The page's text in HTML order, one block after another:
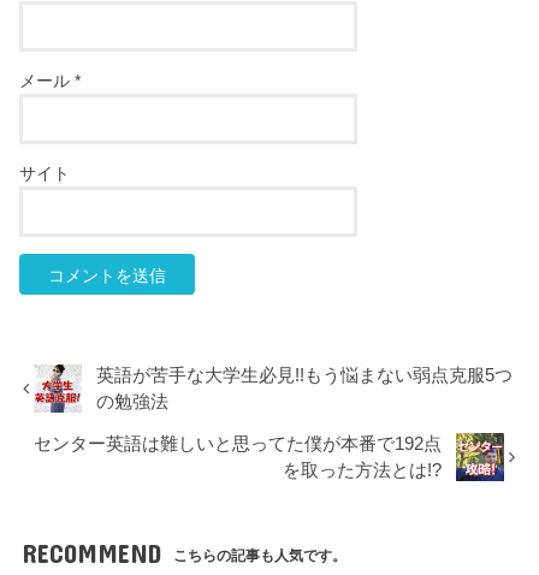
メール*
サイト
英語が苦手な大学生必見!!もう悩まない弱点克服5つ
の勉強法
センター英語は難しいと思ってた僕が本番で192点
を取った方法とは!?
RECOMMEND こちらの記事も人気です。